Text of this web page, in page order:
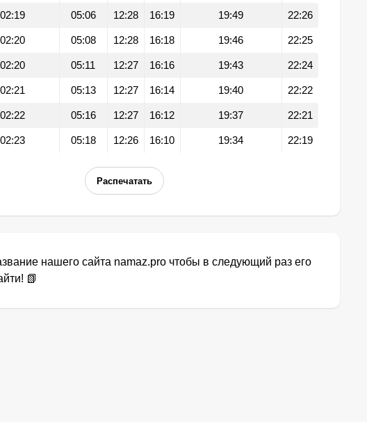
02:19 05:06 12:28 16:19 19:49 22:26
02:20 05:08 12:28 16:18 19:46 22:25
02:20 05:11 12:27 16:16 19:43 22:24
02:21 05:13 12:27 16:14 19:40 22:22
02:22 05:16 12:27 16:12 19:37 22:21
02:23 05:18 12:26 16:10 19:34 22:19
Распечатать
нашего сайта namaz.pro чтобы в следующий раз его
📗